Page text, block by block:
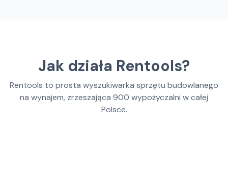
Jak działa Rentools?
Rentools to prosta wyszukiwarka sprzętu budowlanego
na wynajem, zrzeszająca 900 wypożyczalni w całej
Polsce.